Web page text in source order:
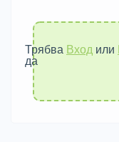
Трябва
да
Вход или